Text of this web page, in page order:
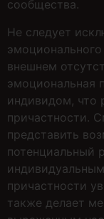
сообщества.
Не следует
внешнем
эмоциональная
индивидом, что
причастности.
представить
потенциальный
причастности
также делает